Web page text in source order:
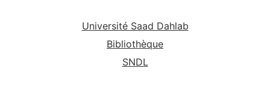
Université Saad Dahlab
Bibliothèque
SNDL